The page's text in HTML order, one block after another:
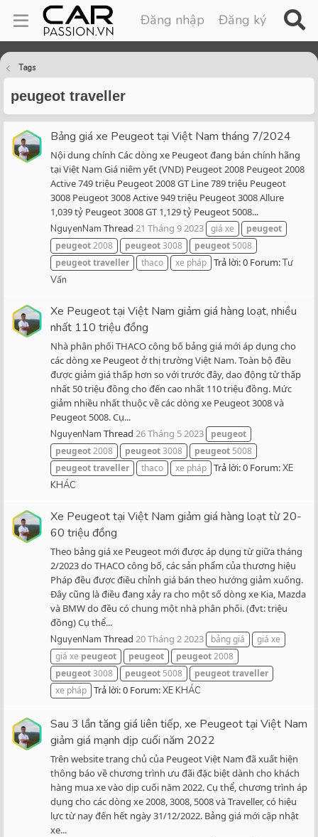
Đăng nhập Đăng ký
Tags
peugeot traveller
Bảng giá xe Peugeot tại Việt Nam tháng 7/2024
Nội dung chính Các dòng xe Peugeot đang bán chính hãng
tại Việt Nam Giá niêm yết (VND) Peugeot 2008 Peugeot 2008
Active 749 triệu Peugeot 2008 GT Line 789 triệu Peugeot
3008 Peugeot 3008 Active 949 triệu Peugeot 3008 Allure
1,039 tỷ Peugeot 3008 GT 1,129 tỷ Peugeot 5008...
NguyenNam Thread 21 Tháng 9 2023 giá xe
peugeot
peugeot2008 peugeot3008 peugeot 5008
peugeottraveller thaco xe pháp Trả lời: 0 Forum:Tư
Vấn
Xe Peugeot tại Việt Nam giảm giá hàng loạt, nhiều
nhất 110 triệu đồng
Nhà phân phối THACO công bố bảng giá mới áp dụng cho
các dòng xe Peugeot ở thị trường Việt Nam. Toàn bộ đều
được giảm giá thấp hơn so với trước đây, dao động từ thấp
nhất 50 triệu đồng cho đến cao nhất 110 triệu đồng. Mức
giảm nhiều nhất thuộc về các dòng xe Peugeot 3008 và
Peugeot 5008. Cụ...
NguyenNam Thread 26 Tháng 5 2023
peugeot
peugeot2008 peugeot3008 peugeot 5008
peugeottraveller thaco xe pháp Trả lời: 0 Forum:XE
KHÁC
Xe Peugeot tại Việt Nam giảm giá hàng loạt từ 20-
60 triệu đồng
Theo bảng giá xe Peugeot mới được áp dụng từ giữa tháng
2/2023 do THACO công bố, các sản phẩm của thương hiệu
Pháp đều được điều chỉnh giá bán theo hướng giảm xuống.
Đây cũng là điều đang xảy ra cho một số dòng xe Kia, Mazda
và BMW do đều có chung một nhà phân phối. (đvt: triệu
đồng) Cụ thể...
NguyenNam Thread 20 Tháng 2 2023 bảng giá
giá xe
giá xe peugeot peugeot peugeot2008
peugeot3008 peugeot 5008 peugeottraveller
xe pháp Trả lời: 0 Forum:XE KHÁC
Sau 3 lần tăng giá liên tiếp, xe Peugeot tại Việt Nam
giảm giá mạnh dịp cuối năm 2022
Trên website trang chủ của Peugeot Việt Nam đã xuất hiện
thông báo về chương trình ưu đãi đặc biệt dành cho khách
hàng mua xe vào dịp cuối năm 2022. Cụ thể, chương trình áp
dụng cho các dòng xe 2008, 3008, 5008 và Traveller, có hiệu
lực từ nay đến hết ngày 31/12/2022. Bảng giá mới cập nhật
xe...